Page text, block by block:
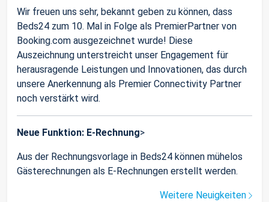
Wir freuen uns sehr, bekannt geben zu können, dass
Beds24 zum 10. Mal in Folge als PremierPartner von
Booking.com ausgezeichnet wurde! Diese
Auszeichnung unterstreicht unser Engagement für
herausragende Leistungen und Innovationen, das durch
unsere Anerkennung als Premier Connectivity Partner
noch verstärkt wird.
Neue Funktion: E-Rechnung>
Aus der Rechnungsvorlage in Beds24 können mühelos
Gästerechnungen als E-Rechnungen erstellt werden.
Weitere Neuigkeiten